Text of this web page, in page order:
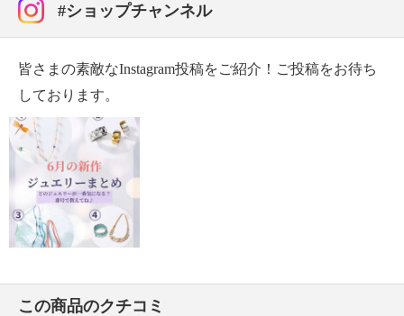
#ショップチャンネル
皆さまの素敵なInstagram投稿をご紹介！ご投稿をお待ち
しております。
この商品のクチコミ